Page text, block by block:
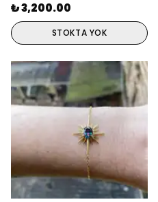
₺ 3,200.00
STOKTA YOK